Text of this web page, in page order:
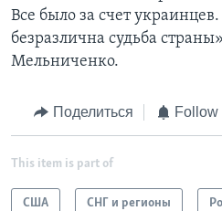
Все было за счет
безразлична судьба
Мельниченко.
Поделиться Follow
This item is part of
США СНГ и регионы